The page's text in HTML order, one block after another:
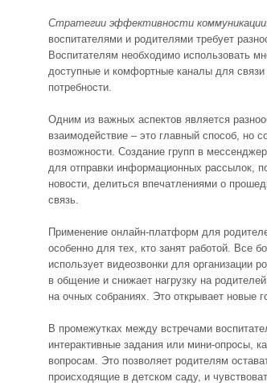
Стратегии эффективности коммуникации.
воспитателями и родителями требует
Воспитателям необходимо использовать
доступные и комфортные каналы для
потребности.
Одним из важных аспектов является
взаимодействие – это главный способ, но
возможности. Создание групп в
для отправки информационных рассылок,
новости, делиться впечатлениями о
связь.
Применение онлайн-платформ для
особенно для тех, кто занят работой. Все
использует видеозвонки для организации
в общение и снижает нагрузку на
на очных собраниях. Это открывает новые
В промежутках между встречами
интерактивные задания или мини-опросы,
вопросам. Это позволяет родителям
происходящие в детском саду, и